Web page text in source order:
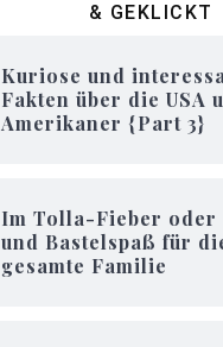
& GEKLICKT
Kuriose und
Fakten über die USA
Amerikaner {Part 3}
Im Tolla-Fieber oder
und Bastelspaß für
gesamte Familie